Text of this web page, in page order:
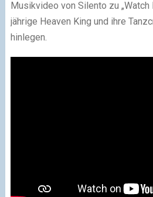
Musikvideo von Silento zu „Watch
jährige Heaven King und ihre
hinlegen.